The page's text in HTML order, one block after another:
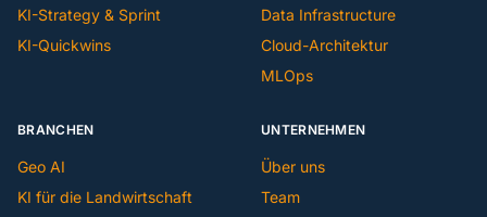
KI-Strategy & Sprint
KI-Quickwins
Data Infrastructure
Cloud-Architektur
MLOps
BRANCHEN
Geo AI
KI für die Landwirtschaft
UNTERNEHMEN
Über uns
Team